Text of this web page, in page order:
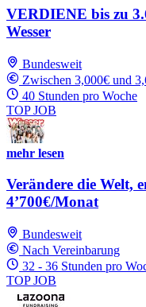
VERDIENE bis zu
Wesser
Bundesweit
Zwischen 3,000€ und
40 Stunden pro Woche
TOP JOB
mehr lesen
Verändere die Welt,
4’700€/Monat
Bundesweit
Nach Vereinbarung
32 - 36 Stunden pro
TOP JOB